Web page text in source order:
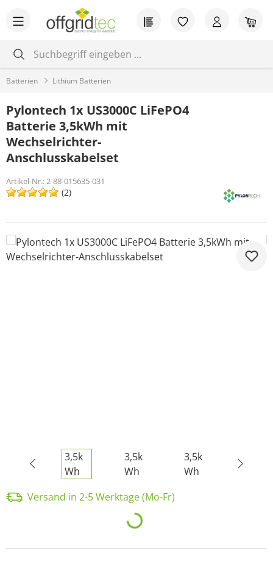
Zum Hauptinhalt springen Du hast 0
Batterien Lithium Batterien
Pylontech 1x US3000C LiFePO4
Batterie 3,5kWh mit
Wechselrichter-
Anschlusskabelset
Artikel-Nr.:2-88-015635-031
(2)
Bildergalerie überspringen
Versand in 2-5 Werktage (Mo-Fr)
Loading...